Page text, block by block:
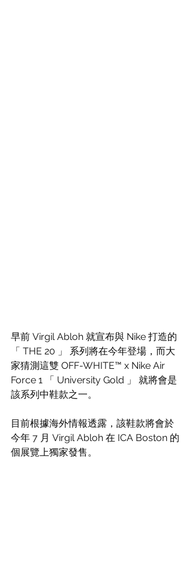
早前 Virgil Abloh 就宣布與 Nike 打造的
「 THE 20 」 系列將在今年登場，而大
家猜測這雙 OFF-WHITE™ x Nike Air
Force 1 「 University Gold 」 就將會是
該系列中鞋款之一。
目前根據海外情報透露，該鞋款將會於
今年 7 月 Virgil Abloh 在 ICA Boston 的
個展覽上獨家發售。